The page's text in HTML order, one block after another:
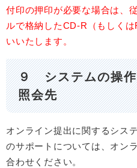
付印の押印が必要な場合は、
ルで格納したCD-R（もしく
いいたします。
９ システムの操
照会先
オンライン提出に関するシス
のサポートについては、オン
合わせください。